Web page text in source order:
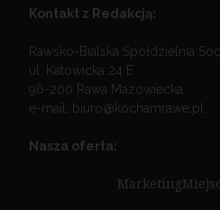
Kontakt z Redakcją:
Rawsko-Bialska Spółdzielnia
ul. Katowicka 24 E
96-200 Rawa Mazowiecka
e-mail: biuro@kochamrawe.pl
Nasza oferta: